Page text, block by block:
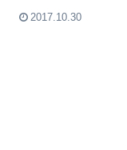
2017.10.30